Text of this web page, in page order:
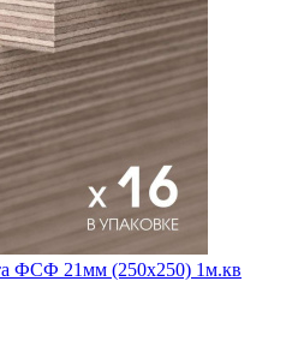
ФСФ 21мм (250х250) 1м.кв